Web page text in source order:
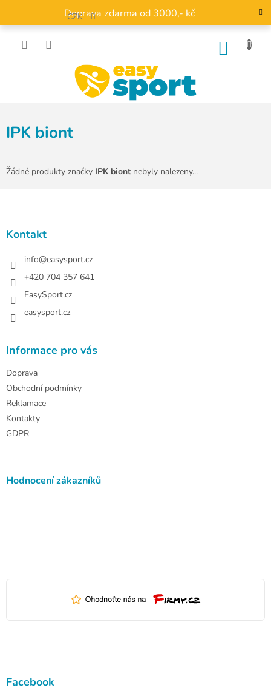
obsah
Doprava zdarma od 3000,- kč
CZK
IPK biont
Žádné produkty značky IPK biontnebyly nalezeny...
Kontakt
info@easysport.cz
+420 704 357 641
EasySport.cz
easysport.cz
Informace pro vás
Doprava
Obchodní podmínky
Reklamace
Kontakty
GDPR
Hodnocení zákazníků
Facebook